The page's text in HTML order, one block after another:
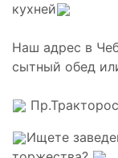
кухней
Наш адрес в
сытный обед
Ищете